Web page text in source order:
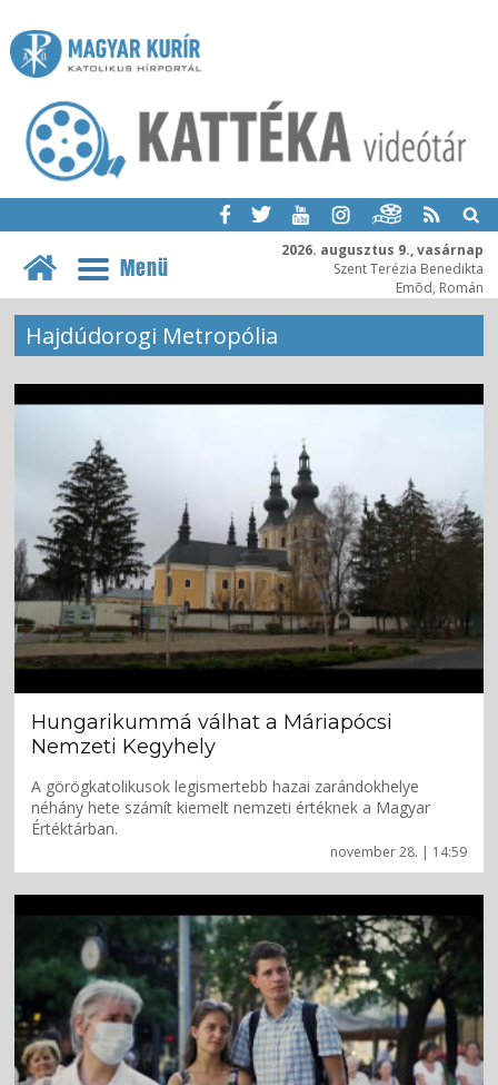
2026. augusztus 9., vasárnap
Szent Terézia Benedikta
Emõd, Román
Menü
Hajdúdorogi Metropólia
november 28. | 14:59
Hungarikummá válhat a Máriapócsi
Nemzeti Kegyhely
A görögkatolikusok legismertebb hazai zarándokhelye
néhány hete számít kiemelt nemzeti értéknek a Magyar
Értéktárban.